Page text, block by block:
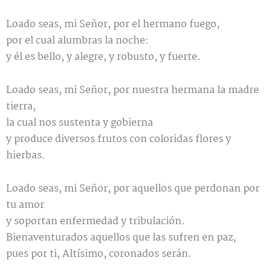
Loado seas, mi Señor, por el hermano fuego,
por el cual alumbras la noche:
y él es bello, y alegre, y robusto, y fuerte.
Loado seas, mi Señor, por nuestra hermana la madre
tierra,
la cual nos sustenta y gobierna
y produce diversos frutos con coloridas flores y
hierbas.
Loado seas, mi Señor, por aquellos que perdonan por
tu amor
y soportan enfermedad y tribulación.
Bienaventurados aquellos que las sufren en paz,
pues por ti, Altísimo, coronados serán.